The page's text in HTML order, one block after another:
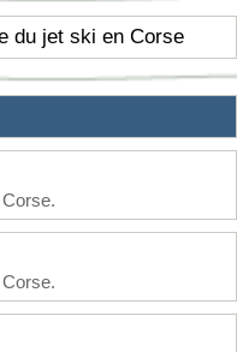
du jet ski en Corse